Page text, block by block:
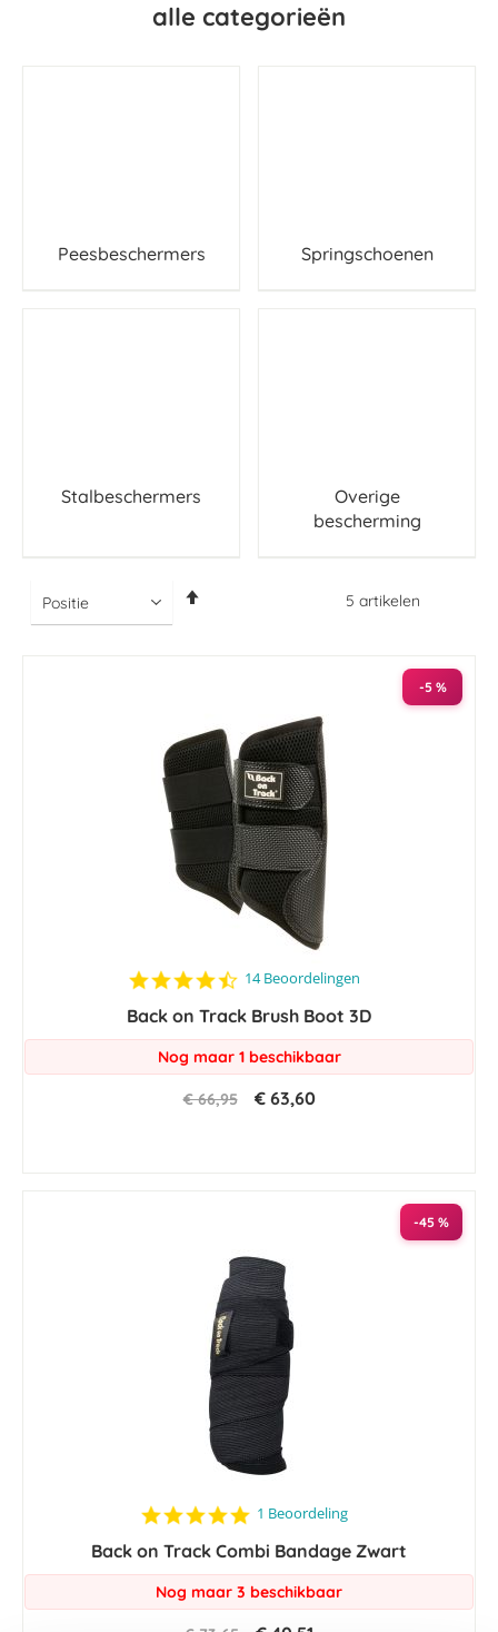
alle categorieën
Peesbeschermers Springschoenen
Stalbeschermers
Overige
bescherming
5 artikelen
-5 %
4.5
rating
14 Beoordelingen
Back on Track Brush Boot 3D
Nog maar 1 beschikbaar
€ 66,95 € 63,60
-45 %
5.0
rating
1 Beoordeling
Back on Track Combi Bandage Zwart
Nog maar 3 beschikbaar